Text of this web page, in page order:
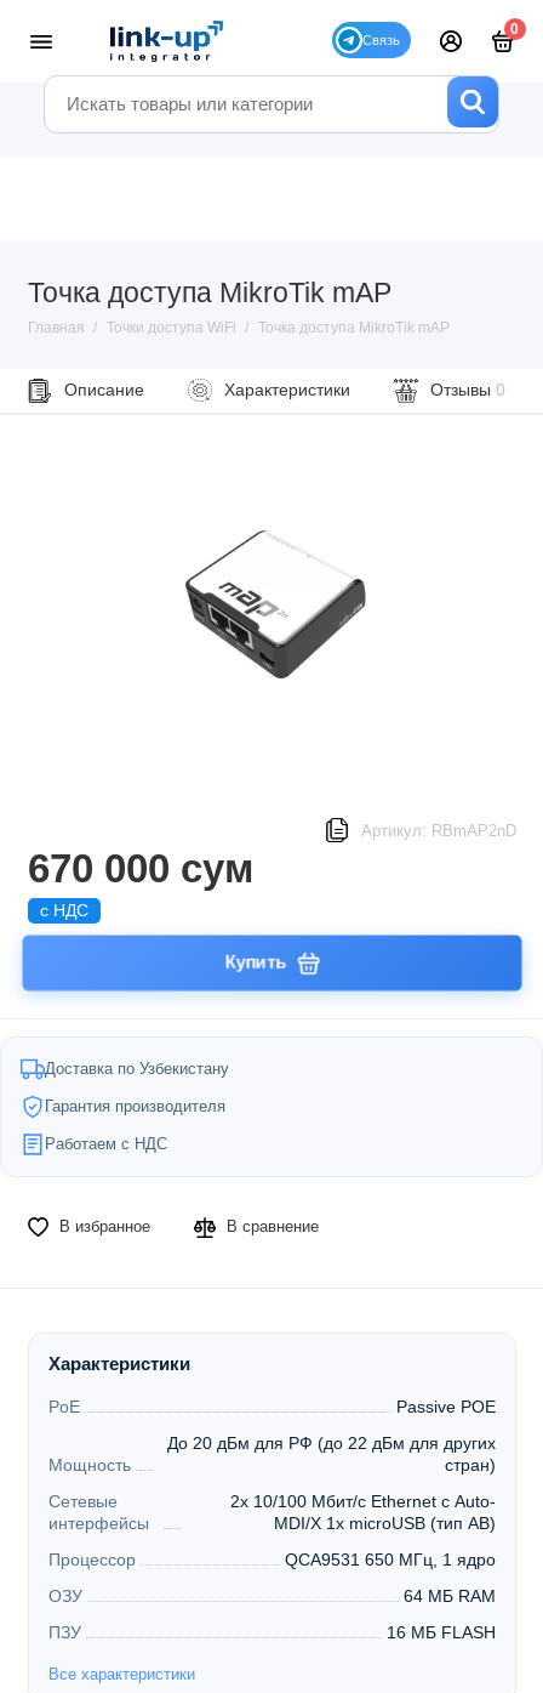
0
Точка доступа MikroTik mAP
Главная Точки доступа WiFi Точка доступа MikroTik mAP
Описание Характеристики Отзывы 0
Артикул: RBmAP2nD
670 000 сум
с НДС
Купить
Доставка по Узбекистану
Гарантия производителя
Работаем с НДС
В избранное В сравнение
Характеристики
PoE Passive POE
Мощность
До 20 дБм для РФ (до 22 дБм для других
стран)
Сетевые
интерфейсы
2x 10/100 Мбит/с Ethernet с Auto-
MDI/X 1x microUSB (тип AB)
Процессор
QCA9531 650 МГц, 1 ядро
ОЗУ
64 МБ RAM
ПЗУ
16 МБ FLASH
Все характеристики